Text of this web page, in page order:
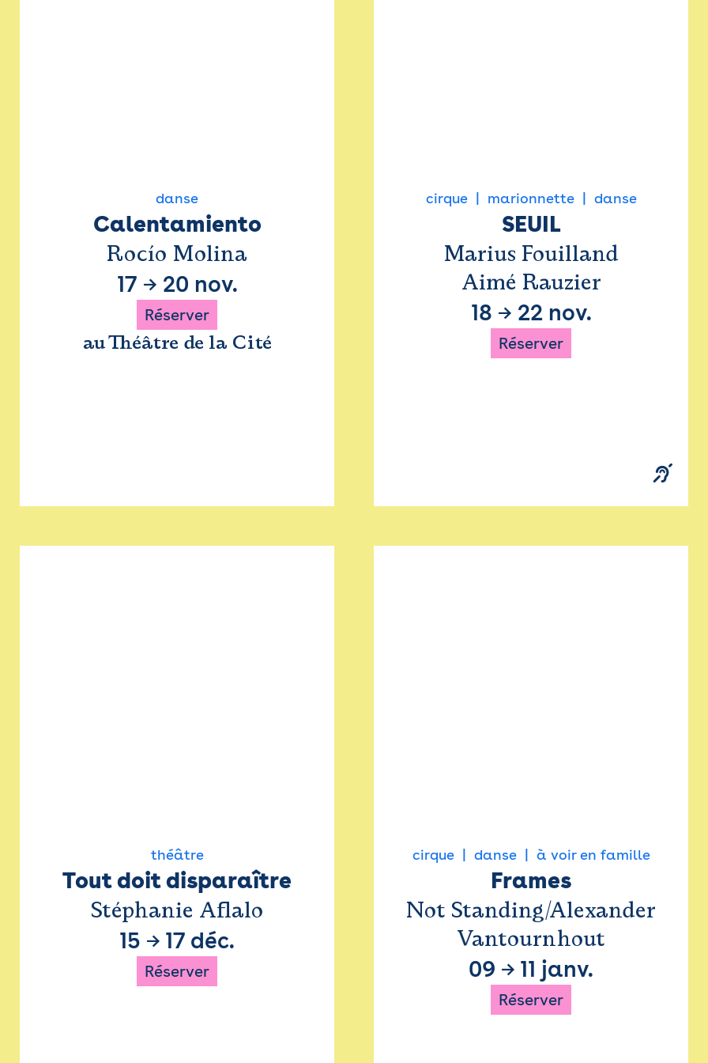
danse
Calentamiento
Rocío Molina
17 → 20 nov.
Réserver
au Théâtre de la Cité
cirque marionnette danse
SEUIL
Marius Fouilland
Aimé Rauzier
18 → 22 nov.
Réserver
théâtre
Tout doit disparaître
Stéphanie Aflalo
15 → 17 déc.
Réserver
cirque danse à voir en famille
Frames
Not Standing/Alexander
Vantournhout
09 → 11 janv.
Réserver